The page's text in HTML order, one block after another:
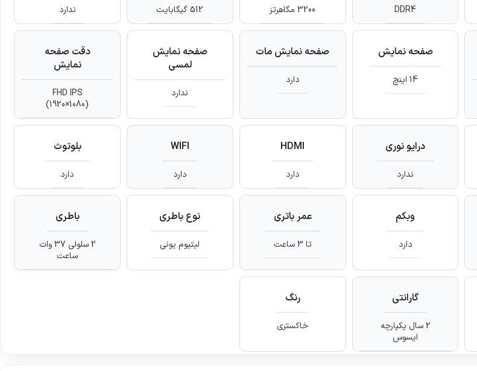
DDR4 3200 مگاهرتز 512 گیگابایت ندارد
صفحه نمایش
14 اینچ
صفحه نمایش مات
دارد
صفحه نمایش
لمسی
ندارد
دقت صفحه
نمایش
FHD IPS
(1920×1080)
درایو نوری
ندارد
HDMI
دارد
WIFI
دارد
بلوتوث
دارد
وبکم
دارد
عمر باتری
تا 3 ساعت
نوع باطری
لیتیوم یونی
باطری
2 سلولی 37 وات
ساعت
گارانتی
2 سال یکپارچه
ایسوس
رنگ
خاکستری